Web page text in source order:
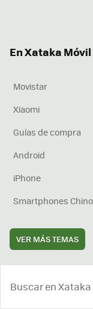
En Xataka
Movistar
Xiaomi
Guías de compra
Android
iPhone
Smartphones
VER MÁS TEMAS